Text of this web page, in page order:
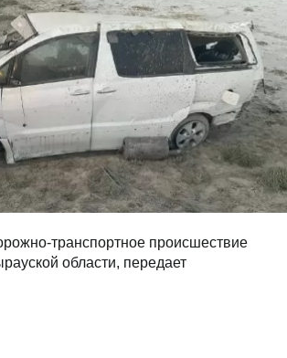
транспортное происшествие
области, передает